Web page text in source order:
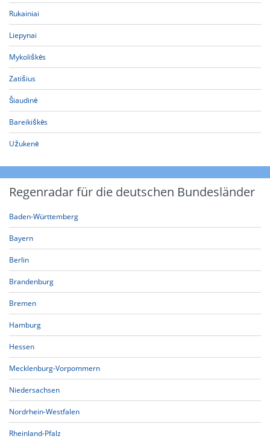
Rukainiai
Liepynai
Mykoliškės
Zatišius
Šiaudinė
Bareikiškės
Užukenė
Regenradar für die deutschen Bundesländer
Baden-Württemberg
Bayern
Berlin
Brandenburg
Bremen
Hamburg
Hessen
Mecklenburg-Vorpommern
Niedersachsen
Nordrhein-Westfalen
Rheinland-Pfalz